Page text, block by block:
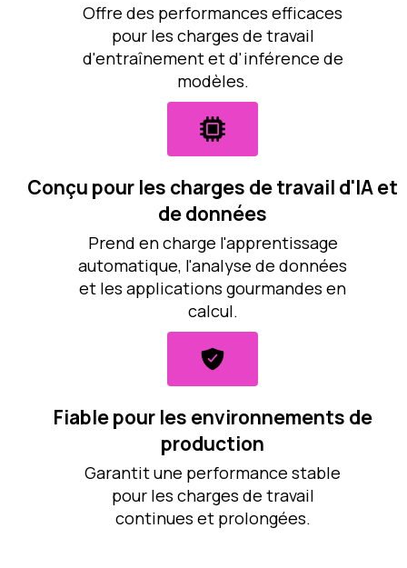
Offre des performances efficaces
pour les charges de travail
d'entraînement et d'inférence de
modèles.
Conçu pour les charges de travail d'IA et
de données
Prend en charge l'apprentissage
automatique, l'analyse de données
et les applications gourmandes en
calcul.
Fiable pour les environnements de
production
Garantit une performance stable
pour les charges de travail
continues et prolongées.